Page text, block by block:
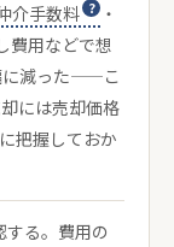
介手数料
・
費用などで想
に減った——こ
には売却価格
把握しておか
る。費用の